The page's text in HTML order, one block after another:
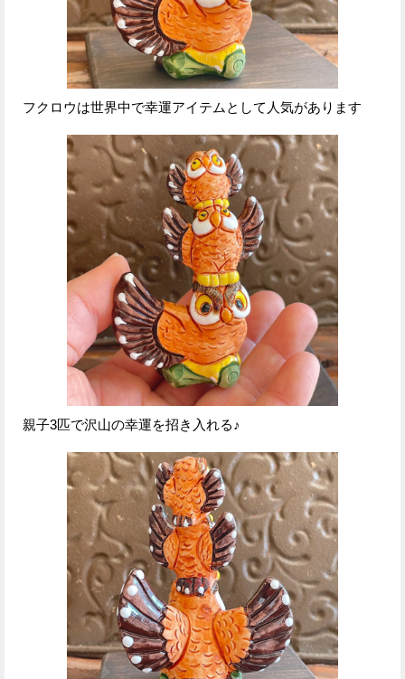
フクロウは世界中で幸運アイテムとして人気があります
親子3匹で沢山の幸運を招き入れる♪